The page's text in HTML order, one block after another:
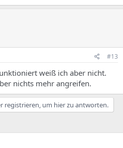
#13
weiß ich aber nicht.
nichts mehr angreifen.
registrieren, um hier zu antworten.